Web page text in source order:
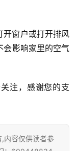
开窗户或打开排风
会影响家里的空气
注，感谢您的支
内容仅供读者参